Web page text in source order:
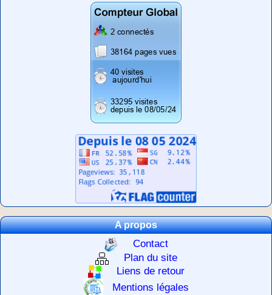
A propos
Contact
Plan du site
Liens de retour
Mentions légales